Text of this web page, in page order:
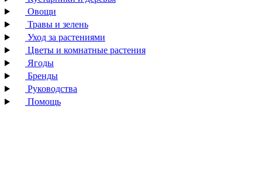
Овощи
Травы и зелень
Уход за растениями
Цветы и комнатные растения
Ягоды
Бренды
Руководства
Помощь